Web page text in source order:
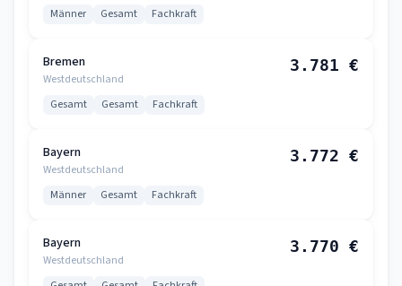
Männer Gesamt Fachkraft
Bremen
Westdeutschland
3.781 €
Gesamt Gesamt Fachkraft
Bayern
Westdeutschland
3.772 €
Männer Gesamt Fachkraft
Bayern
Westdeutschland
3.770 €